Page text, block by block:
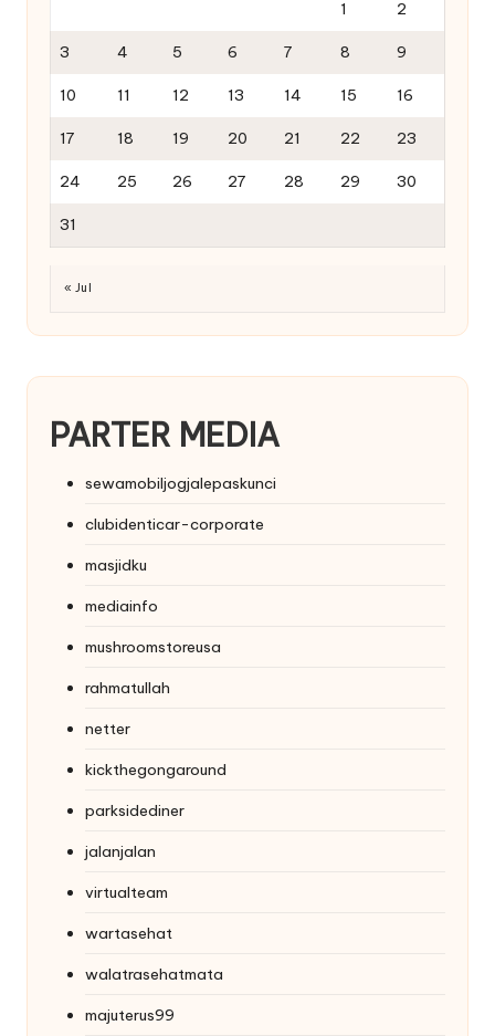
1 2
3 4 5 6 7 8 9
10 11 12 13 14 15 16
17 18 19 20 21 22 23
24 25 26 27 28 29 30
31
« Jul
PARTER MEDIA
sewamobiljogjalepaskunci
clubidenticar-corporate
masjidku
mediainfo
mushroomstoreusa
rahmatullah
netter
kickthegongaround
parksidediner
jalanjalan
virtualteam
wartasehat
walatrasehatmata
majuterus99